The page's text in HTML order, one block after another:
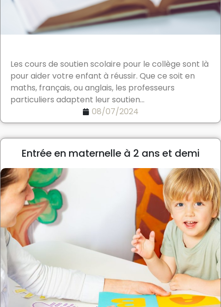
Les cours de soutien scolaire pour le collège sont là
pour aider votre enfant à réussir. Que ce soit en
maths, français, ou anglais, les professeurs
particuliers adaptent leur soutien...
08/07/2024
Entrée en maternelle à 2 ans et demi